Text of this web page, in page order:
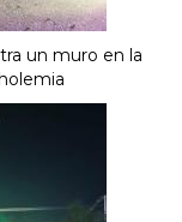
un muro en la